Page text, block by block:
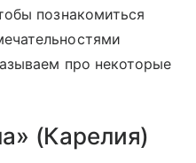
познакомиться
про некоторые
(Карелия)